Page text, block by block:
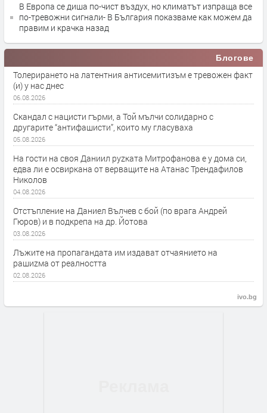
В Европа се диша по-чист въздух, но климатът изпраща все
по-тревожни сигнали- В България показваме как можем да
правим и крачка назад
Блогове
Толерирането на латентния антисемитизъм е тревожен факт
(и) у нас днес
06.08.2026
Скандал с нацисти гърми, а Той мълчи солидарно с
другарите “антифашисти”, които му гласуваха
05.08.2026
На гости на своя Даниил руzката Митрофанова е у дома си,
едва ли е освиркана от верващите на Атанас Трендафилов
Николов
04.08.2026
Отстъпление на Даниел Вълчев с бой (по врага Андрей
Гюров) и в подкрепа на др. Йотова
03.08.2026
Лъжите на пропагандата им издават отчаянието на
рашиzма от реалността
02.08.2026
ivo.bg